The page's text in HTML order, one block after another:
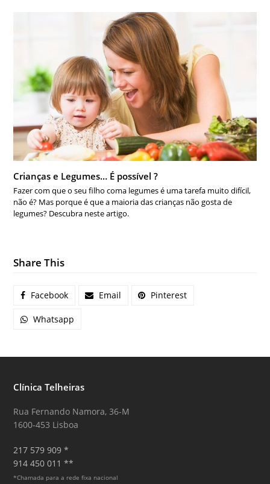
Crianças e Legumes… É possível ?
Fazer com que o seu filho coma legumes é uma tarefa muito difícil,
não é? Mas porque é que a maioria das crianças não gosta de
legumes? Descubra neste artigo.
Share This
Facebook Email Pinterest
Whatsapp
Clínica Telheiras
Rua Fernando Namora, 36-M
1600-453 Lisboa
217 579 909 *
914 450 011 **
*Chamada para a rede fixa nacional